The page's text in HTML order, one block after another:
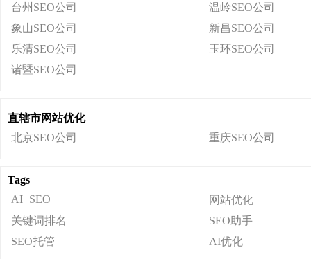
台州SEO公司
温岭SEO公司
象山SEO公司
新昌SEO公司
乐清SEO公司
玉环SEO公司
诸暨SEO公司
直辖市网站优化
北京SEO公司
重庆SEO公司
Tags
AI+SEO
网站优化
关键词排名
SEO助手
SEO托管
AI优化